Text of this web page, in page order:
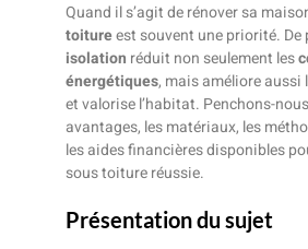
Quand il s’agit de rénover sa
toitureest souvent une priorité. De
isolation réduit non seulement les
énergétiques, mais améliore aussi
et valorise l’habitat. Penchons-
avantages, les matériaux, les
les aides financières disponibles
sous toiture réussie.
Présentation du sujet